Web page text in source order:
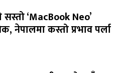
‘MacBook Neo’
नेपालमा कस्तो प्रभाव पर्ला